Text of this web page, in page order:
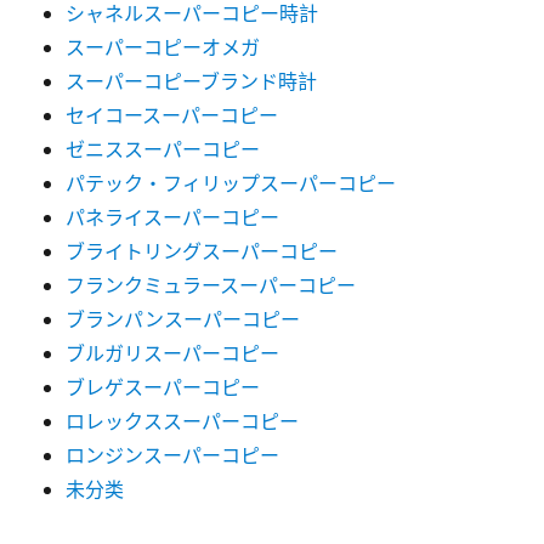
シャネルスーパーコピー時計
スーパーコピーオメガ
スーパーコピーブランド時計
セイコースーパーコピー
ゼニススーパーコピー
パテック・フィリップスーパーコピー
パネライスーパーコピー
ブライトリングスーパーコピー
フランクミュラースーパーコピー
ブランパンスーパーコピー
ブルガリスーパーコピー
ブレゲスーパーコピー
ロレックススーパーコピー
ロンジンスーパーコピー
未分类